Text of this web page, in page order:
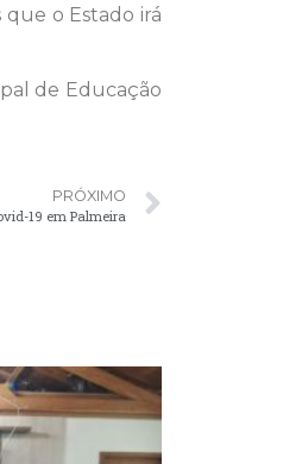
o Estado irá
de Educação
PRÓXIMO
19 em Palmeira